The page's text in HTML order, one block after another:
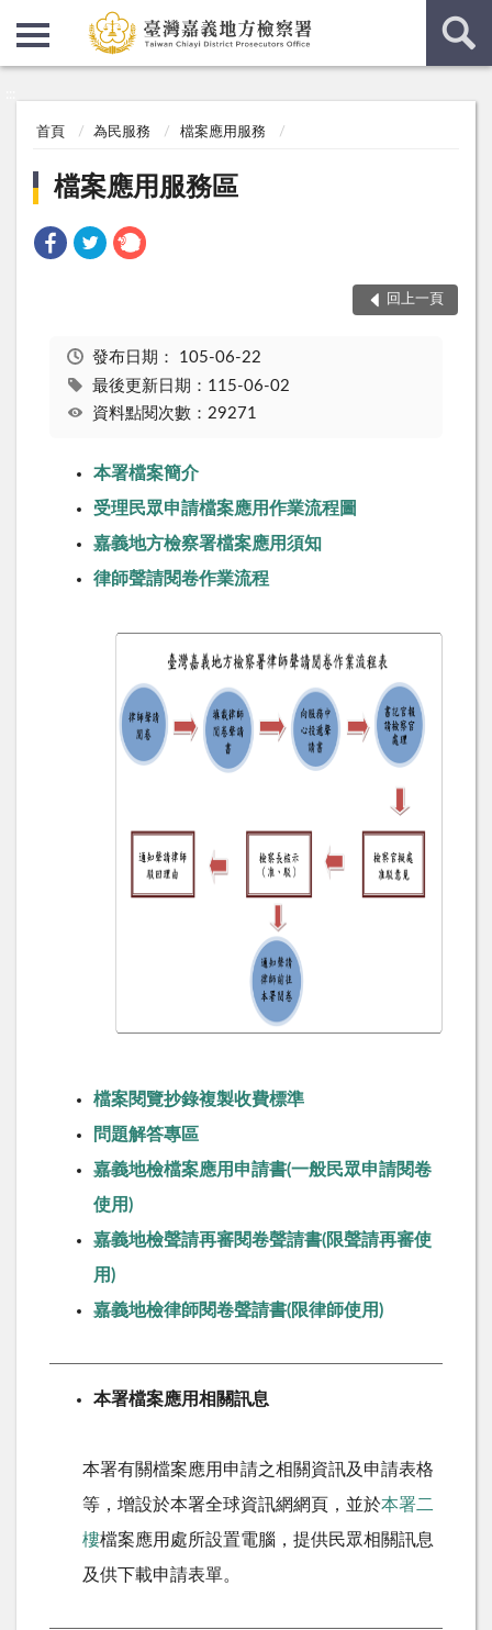
首頁 為民服務 檔案應用服務
檔案應用服務區
回上一頁
發布日期： 105-06-22
最後更新日期：115-06-02
資料點閱次數：29271
本署檔案簡介
受理民眾申請檔案應用作業流程圖
嘉義地方檢察署檔案應用須知
律師聲請閱卷作業流程
檔案閱覽抄錄複製收費標準
問題解答專區
嘉義地檢檔案應用申請書(一般民眾申請閱卷
使用)
嘉義地檢聲請再審閱卷聲請書(限聲請再審使
用)
嘉義地檢律師閱卷聲請書(限律師使用)
本署檔案應用相關訊息
本署有關檔案應用申請之相關資訊及申請表格
等，增設於本署全球資訊網網頁，並於本署二
樓檔案應用處所設置電腦，提供民眾相關訊息
及供下載申請表單。